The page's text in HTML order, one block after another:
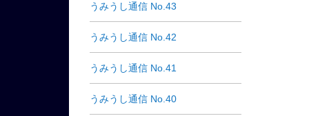
うみうし通信 No.43
うみうし通信 No.42
うみうし通信 No.41
うみうし通信 No.40